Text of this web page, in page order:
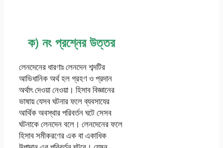
ক) নং প্রশ্নের উত্তর
লেনদেনের ধারণাঃ লেনদেন শব্দটির
আভিধানিক অর্থ হল গ্রহণ ও প্রদান
অর্থাৎ দেওয়া নেওয়া। হিসাব বিজ্ঞানের
ভাষায় যেসব ঘটনার ফলে ব্যবসাযের
আর্থিক অবস্থার পরিবর্তন ঘটে সেসব
ঘটনাকে লেনদেন বলে। লেনদেনের ফলে
হিসাব সমীকরণের এক বা একাধিক